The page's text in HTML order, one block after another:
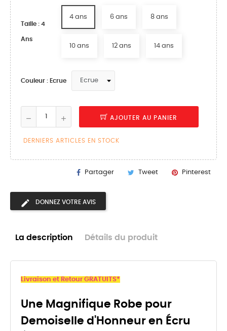
Taille : 4
Ans
4 ans 6 ans 8 ans
10 ans 12 ans 14 ans
Couleur : Ecrue
AJOUTER AU PANIER
DERNIERS ARTICLES EN STOCK
Partager Tweet Pinterest
DONNEZ VOTRE AVIS
La description Détails du produit
Livraison et Retour GRATUITS*
Une Magnifique Robe pour
Demoiselle d'Honneur en Écru